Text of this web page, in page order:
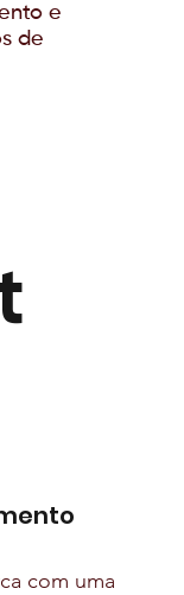
e
de
com uma